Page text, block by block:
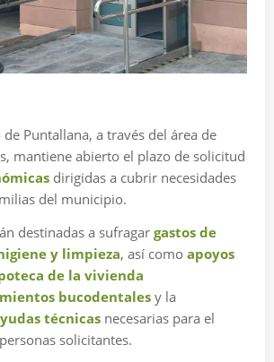
Puntallana, a través del área de
mantiene abierto el plazo de solicitud
dirigidas a cubrir necesidades
del municipio.
destinadas a sufragar gastos de
y limpieza, así como apoyos
de la vivienda
bucodentales y la
técnicas necesarias para el
solicitantes.